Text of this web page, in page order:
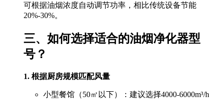
可根据油烟浓度自动调节功率，相比传统设备节能
20%-30%。
三、如何选择适合的油烟净化器型
号？
1. 根据厨房规模匹配风量
小型餐馆（50㎡以下）：建议选择4000-6000m³/h